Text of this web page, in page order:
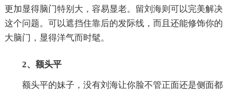
更加显得脑门特别大，容易显老。留刘海则可以完美解决
这个问题。可以遮挡住靠后的发际线，而且还能修饰你的
大脑门，显得洋气而时髦。
2、额头平
额头平的妹子，没有刘海让你脸不管正面还是侧面都